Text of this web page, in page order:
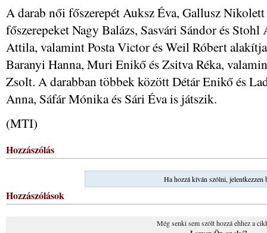
A darab női főszerepét Auksz Éva, Gallusz Nikolett
főszerepeket Nagy Balázs, Sasvári Sándor és
Attila, valamint Posta Victor és Weil Róbert
Baranyi Hanna, Muri Enikő és Zsitva Réka,
Zsolt. A darabban többek között Détár Enikő és
Anna, Sáfár Mónika és Sári Éva is játszik.
(MTI)
Hozzászólás
Ha hozzá kíván szólni, jelentkezzen
Hozzászólások
Még senki sem szólt hozzá ehhez a